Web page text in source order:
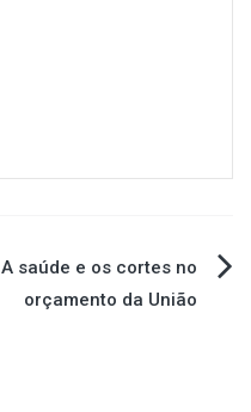
A saúde e os cortes no
orçamento da União